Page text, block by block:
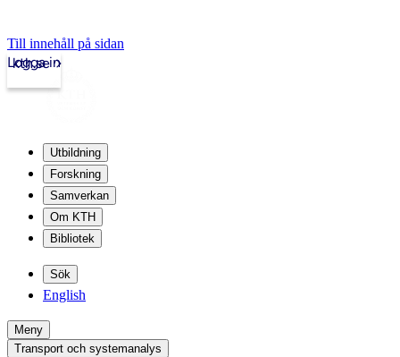
Till innehåll på sidan
kth.se
Logga in
Utbildning
Forskning
Samverkan
Om KTH
Bibliotek
Sök
English
Meny
Transport och systemanalys